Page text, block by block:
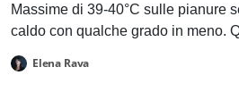
Massime di 39-40°C sulle pianure
caldo con qualche grado in meno.
Elena Rava